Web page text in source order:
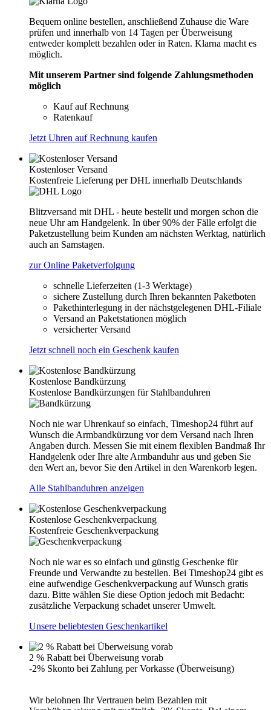
Bequem online bestellen, anschließend Zuhause die Ware
prüfen und innerhalb von 14 Tagen per Überweisung
entweder komplett bezahlen oder in Raten. Klarna macht es
möglich.
Mit unserem Partner sind folgende Zahlungsmethoden
möglich
Kauf auf Rechnung
Ratenkauf
Jetzt Uhren auf Rechnung kaufen
Kostenloser Versand
Kostenfreie Lieferung per DHL innerhalb Deutschlands
Blitzversand mit DHL - heute bestellt und morgen schon die
neue Uhr am Handgelenk. In über 90% der Fälle erfolgt die
Paketzustellung beim Kunden am nächsten Werktag, natürlich
auch an Samstagen.
zur Online Paketverfolgung
schnelle Lieferzeiten (1-3 Werktage)
sichere Zustellung durch Ihren bekannten Paketboten
Pakethinterlegung in der nächstgelegenen DHL-Filiale
Versand an Paketstationen möglich
versicherter Versand
Jetzt schnell noch ein Geschenk kaufen
Kostenlose Bandkürzung
Kostenlose Bandkürzungen für Stahlbanduhren
Noch nie war Uhrenkauf so einfach, Timeshop24 führt auf
Wunsch die Armbandkürzung vor dem Versand nach Ihren
Angaben durch. Messen Sie mit einem flexiblen Bandmaß Ihr
Handgelenk oder Ihre alte Armbanduhr aus und geben Sie
den Wert an, bevor Sie den Artikel in den Warenkorb legen.
Alle Stahlbanduhren anzeigen
Kostenlose Geschenkverpackung
Kostenfreie Geschenkverpackung
Noch nie war es so einfach und günstig Geschenke für
Freunde und Verwandte zu bestellen. Bei Timeshop24 gibt es
eine aufwendige Geschenkverpackung auf Wunsch gratis
dazu. Bitte wählen Sie diese Option jedoch mit Bedacht:
zusätzliche Verpackung schadet unserer Umwelt.
Unsere beliebtesten Geschenkartikel
2 % Rabatt bei Überweisung vorab
-2% Skonto bei Zahlung per Vorkasse (Überweisung)
Wir belohnen Ihr Vertrauen beim Bezahlen mit